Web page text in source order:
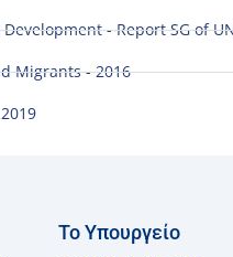
- Report SG of
Migrants - 2016
Το Υπουργείο